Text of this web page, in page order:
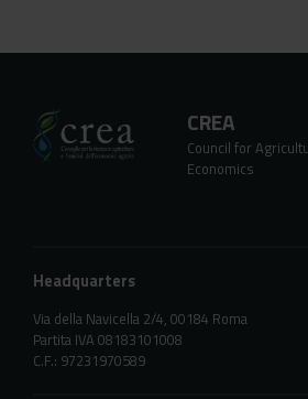
CREA
Council for
Economics
Headquarters
Via della Navicella 2/4, 00184 Roma
Partita IVA 08183101008
C.F.: 97231970589